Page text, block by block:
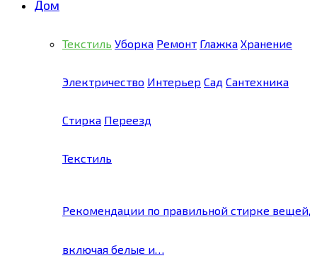
Дом
Текстиль Уборка Ремонт Глажка Хранение
Электричество Интерьер Сад Сантехника
Стирка Переезд
Текстиль
Рекомендации по правильной стирке вещей,
включая белые и…